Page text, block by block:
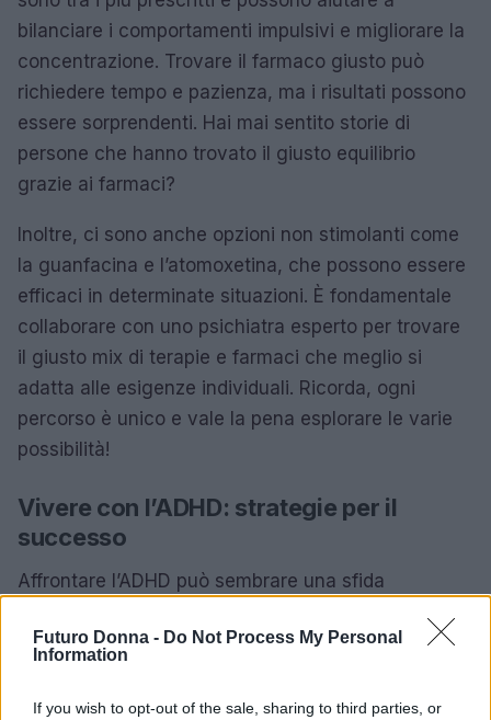
Futuro Donna - Do Not Process My Personal
Information
If you wish to opt-out of the sale, sharing to third parties, or
bilanciare i comportamenti impulsivi e migliorare la
concentrazione. Trovare il farmaco giusto può
richiedere tempo e pazienza, ma i risultati possono
essere sorprendenti. Hai mai sentito storie di
persone che hanno trovato il giusto equilibrio
grazie ai farmaci?
Inoltre, ci sono anche opzioni non stimolanti come
la guanfacina e l’atomoxetina, che possono essere
efficaci in determinate situazioni. È fondamentale
collaborare con uno psichiatra esperto per trovare
il giusto mix di terapie e farmaci che meglio si
adatta alle esigenze individuali. Ricorda, ogni
percorso è unico e vale la pena esplorare le varie
possibilità!
Vivere con l’ADHD: strategie per il
successo
Affrontare l’ADHD può sembrare una sfida
possibile costruire un percorso verso una vita
pianificazione, l’organizzazione e la gestione del